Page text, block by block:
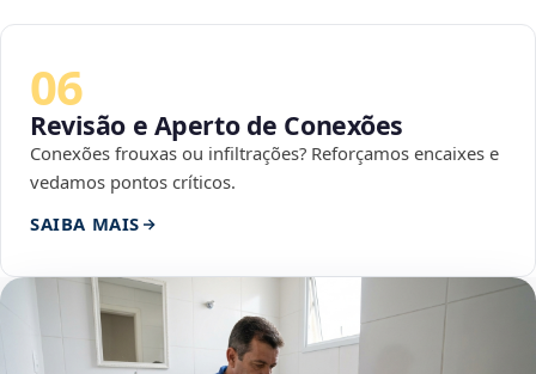
06
Revisão e Aperto de Conexões
Conexões frouxas ou infiltrações? Reforçamos encaixes e
vedamos pontos críticos.
SAIBA MAIS